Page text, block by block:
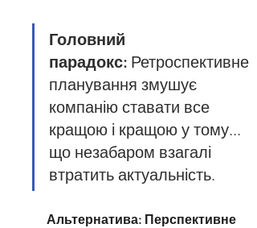
Головний
парадокс: Ретроспективне
планування змушує
компанію ставати все
кращою і кращою у тому...
що незабаром взагалі
втратить актуальність.
Альтернатива: Перспективне